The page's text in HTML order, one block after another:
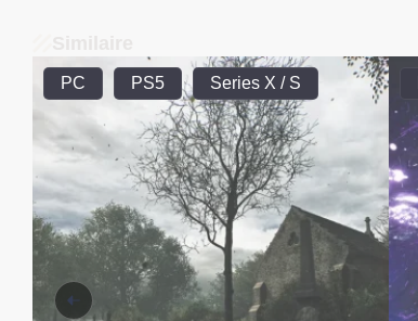
PC PS5 Series X / S